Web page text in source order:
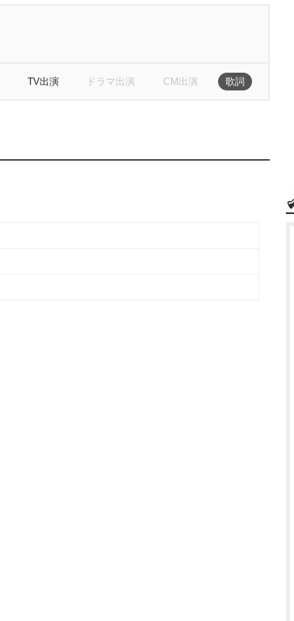
TV出演 ドラマ出演 CM出演 歌詞